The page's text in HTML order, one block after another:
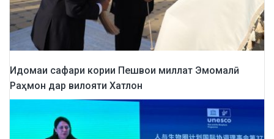
Идомаи сафари кории Пешвои миллат Эмомалӣ
Раҳмон дар вилояти Хатлон